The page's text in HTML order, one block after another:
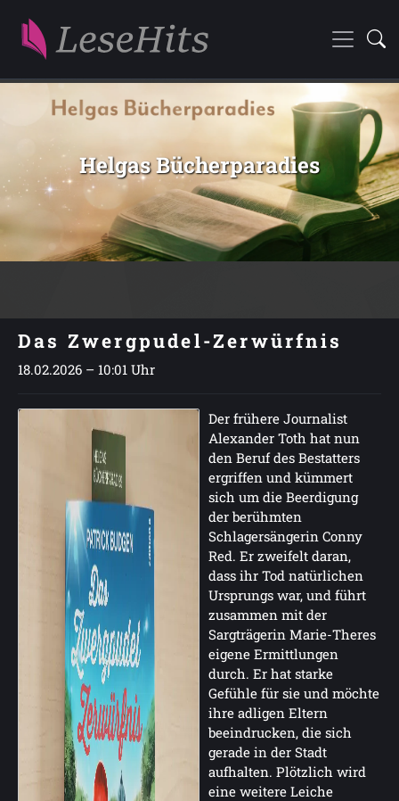
Helgas Bücherparadies
Das Zwergpudel-Zerwürfnis
18.02.2026 – 10:01 Uhr
Der frühere Journalist
Alexander Toth hat nun
den Beruf des Bestatters
ergriffen und kümmert
sich um die Beerdigung
der berühmten
Schlagersängerin Conny
Red. Er zweifelt daran,
dass ihr Tod natürlichen
Ursprungs war, und führt
zusammen mit der
Sargträgerin Marie-Theres
eigene Ermittlungen
durch. Er hat starke
Gefühle für sie und möchte
ihre adligen Eltern
beeindrucken, die sich
gerade in der Stadt
aufhalten. Plötzlich wird
eine weitere Leiche